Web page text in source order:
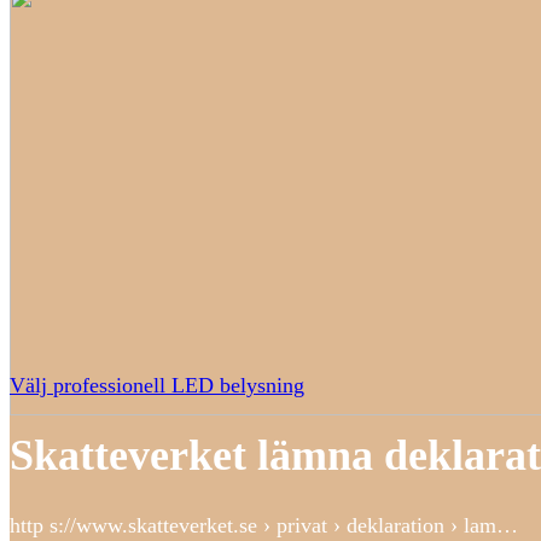
Välj professionell LED belysning
Skatteverket lämna
http s://www.skatteverket.se › privat › deklaration › lam…